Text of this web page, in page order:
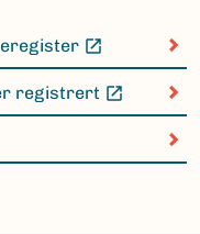
registrert